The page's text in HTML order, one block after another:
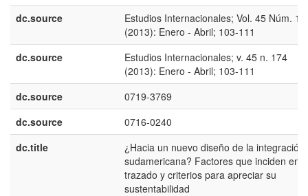
dc.source
Estudios Internacionales; Vol. 45 Núm.
(2013): Enero - Abril; 103-111
dc.source
Estudios Internacionales; v. 45 n. 174
(2013): Enero - Abril; 103-111
dc.source
0719-3769
dc.source
0716-0240
dc.title
¿Hacia un nuevo diseño de la integración
sudamericana? Factores que inciden en
trazado y criterios para apreciar su
sustentabilidad